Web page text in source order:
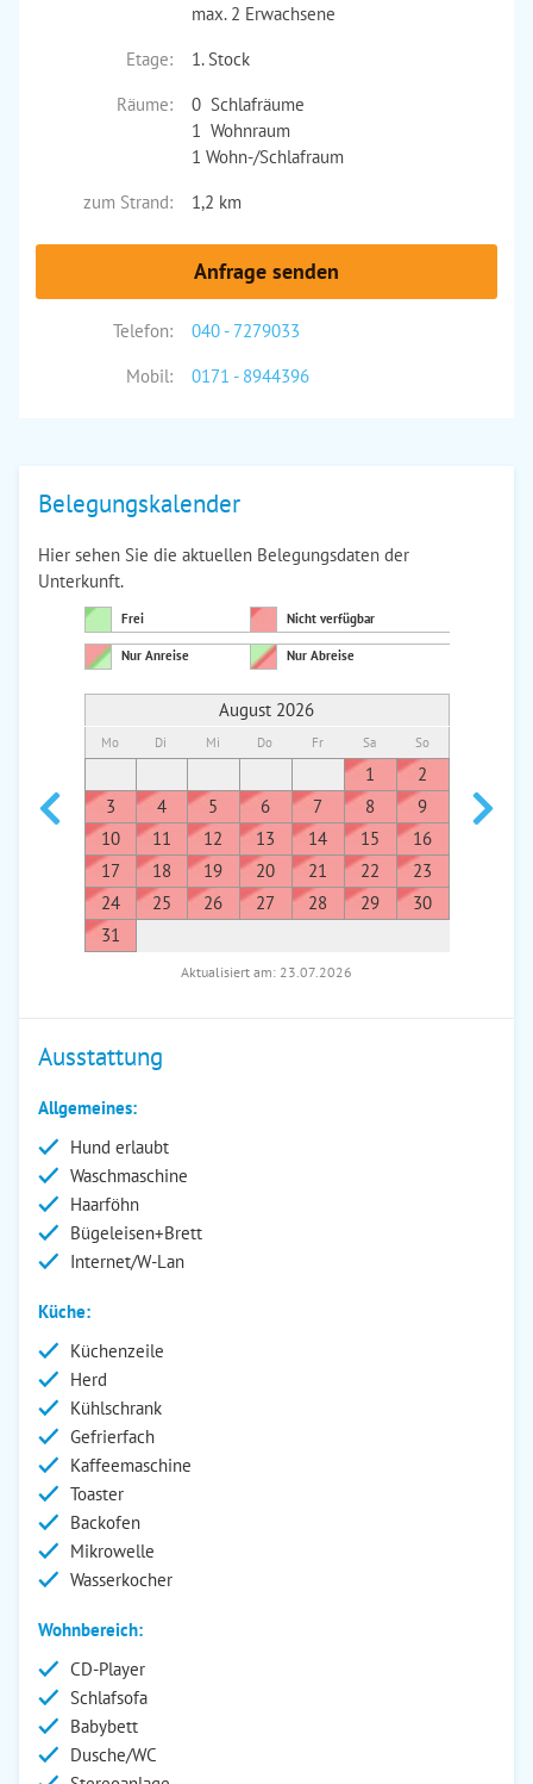
max. 2 Erwachsene
Etage:
1. Stock
Räume:
0 Schlafräume
1 Wohnraum
1 Wohn-/Schlafraum
zum Strand:
1,2 km
Anfrage senden
Telefon:
040 - 7279033
Mobil:
0171 - 8944396
Belegungskalender
Hier sehen Sie die aktuellen Belegungsdaten der
Unterkunft.
Frei Nicht verfügbar
Nur Anreise Nur Abreise
August 2026
Mo Di Mi Do Fr Sa So
1
2
3
4 5 6 7 8
9
10
11 12 13 14 15
16
17
18 19 20 21 22
23
24
25 26 27 28 29
30
31
7
Aktualisiert am: 23.07.2026
Ausstattung
Allgemeines:
Hund erlaubt
Waschmaschine
Haarföhn
Bügeleisen+Brett
Internet/W-Lan
Küche:
Küchenzeile
Herd
Kühlschrank
Gefrierfach
Kaffeemaschine
Toaster
Backofen
Mikrowelle
Wasserkocher
Wohnbereich:
CD-Player
Schlafsofa
Babybett
Dusche/WC